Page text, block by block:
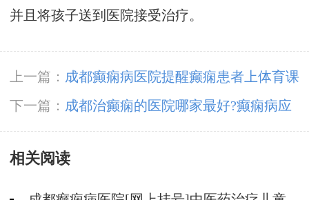
并且将孩子送到医院接受治疗。
上一篇： 成都癫痫病医院提醒癫痫患者上体育课
要小心
下一篇： 成都治癫痫的医院哪家最好?癫痫病应
该吃什么药?
相关阅读